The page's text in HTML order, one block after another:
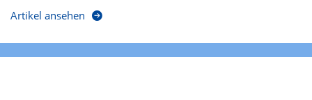
Artikel ansehen